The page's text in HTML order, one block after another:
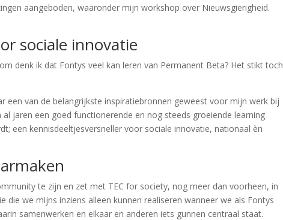
aangeboden, waaronder mijn workshop over Nieuwsgierigheid.
sociale innovatie
denk ik dat Fontys veel kan leren van Permanent Beta? Het stikt toch
van de belangrijkste inspiratiebronnen geweest voor mijn werk bij
jaren een goed functionerende en nog steeds groeiende learning
een kennisdeeltjesversneller voor sociale innovatie, nationaal èn
te zijn en zet met TEC for society, nog meer dan voorheen, in
die we mijns inziens alleen kunnen realiseren wanneer we als Fontys
samenwerken en elkaar en anderen iets gunnen centraal staat.